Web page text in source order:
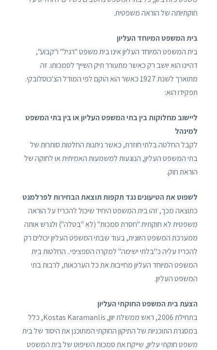
חוקתיותה של הוראה משפטית.
בית המשפט המיוחד העליון
בית המשפט המיוחד העליון אינו בית משפט "רגיל" ו"קבוע",
דהיינו הוא יושב רק כאשר מתעורר תיק השייך לסמכותו. זה
מתוארך לשנת 1927 כאשר הוא הוקם לפי המודל הצ'כוסלובקי.
תפקידו הוא:
ליישוב מחלוקות בין בתי המשפט העליון או בין בתי המשפט
למינהל
לקבל החלטה בלתי חוזרת, כאשר ניתנות החלטות סותרות של
בתי המשפט העליון, הנוגעות למשמעות האמיתית או לחוקה של
הוראת חוק.
לשפוט את הטיעונים נגד תקפות תוצאת הבחירות לפרלמנט
כתוצאה מכך, זהו בית המשפט היחיד שיכול להכריז על הוראה
משפטית לא חוקתית "חסרת סמכות" (לא "בטלה") ולגרש אותה
ממערכת המשפט היוונית, בעוד שבתי המשפט העליון יכולים רק
להכריז עליה כ"בלתי ישימה" למקרה הספציפי.. החלטות בית
המשפט המיוחד העליון מחייבות את כל הערכאות, לרבות בתי
המשפט העליון.
הצעת בית המשפט החוקתי העליון
בתחילת 2006, ראש ממשלת יוון, Kostas Karamanlis, כלל
במסגרת התוכניות של התיקון החוקתי המתוכנן את היסוד של בית
משפט חוקתי עליון, שייקח את סמכות השיפוט של בית המשפט